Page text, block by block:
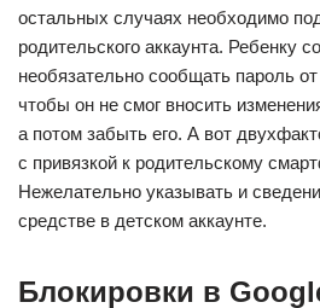
остальных случаях необходимо
родительского аккаунта. Ребенку
необязательно сообщать пароль от
чтобы он не смог вносить
а потом забыть его. А вот
с привязкой к родительскому
Нежелательно указывать и
средстве в детском аккаунте.
Блокировки в